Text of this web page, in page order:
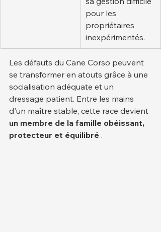
pour les
propriétaires
inexpérimentés.
Les défauts du Cane Corso peuvent
se transformer en atouts grâce à une
socialisation adéquate et un
dressage patient. Entre les mains
d'un maître stable, cette race devient
un membre de la famille obéissant,
protecteur et équilibré .